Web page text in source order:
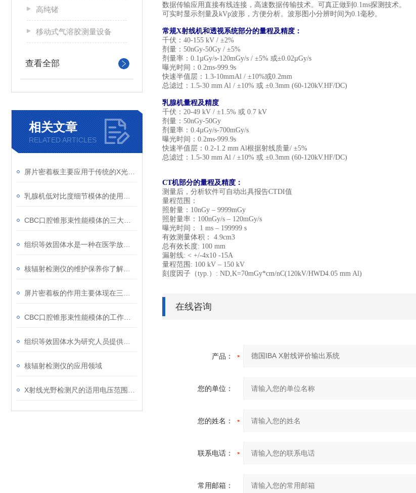
高纯锗
移动式气溶胶测量设备
查看全部
相关文章
RELATED ARTICLES
核辐射检测仪的应用领域
数据传输应用直接有线连接，高速数据传输技术。可真正做到 0.1ms探测技术。
可实时显示剂量及kVp波形，方便分析。波形图小分辨时间为0.1毫秒。
常规X射线机和透视系统部分的量程及精度：
千伏： 40-155 kV / ±2%
剂量： 50nGy-50Gy / ±5%
剂量率： 0.1µGy/s-120mGy/s / ±5% 或±0.02µGy/s
曝光时间： 0.2ms-999.9s
快速半值层： 1.3-10mmAl / ±10%或0.2mm
总滤过： 1.5-30 mm Al / ±10% 或 ±0.3mm (60-120kV.HF/DC)
乳腺机量程及精度
千伏： 20-49 kV / ±1.5% 或 0.7 kV
剂量： 50nGy-50Gy
剂量率： 0.4µGy/s-700mGy/s
曝光时间： 0.2ms-999.9s
快速半值层： 0.2-1.2 mm Al根据射线质量/ ±5%
总滤过： 1.5-30 mm Al / ±10% 或 ±0.3mm (60-120kV.HF/DC)
CT机部分的量程及精度：
测量后，分析软件可自动出具报告CTDI值
量程范围：
照射量： 10nGy – 9999mGy
照射量率： 100nGy/s – 120mGy/s
曝光时间：
1 ms – 199999 s
有效测量体积：
4.9cm3
总有效长度: 100 mm
漏射线: < +/-4x10 -15A
量程范围 : 100 kV – 150 kV
刻度因子（typ. ） : ND,K=70mGy*cm/nC(120kV/HWD4.05 mm Al)
在线咨询
产品：
您的单位：
您的姓名：
联系电话：
常用邮箱：